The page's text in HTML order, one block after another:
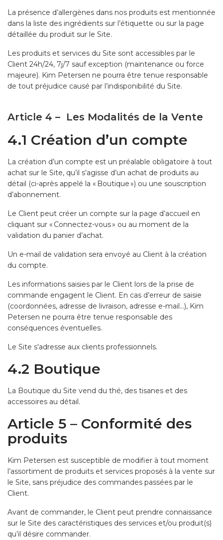
La présence d’allergènes dans nos produits est mentionnée
dans la liste des ingrédients sur l’étiquette ou sur la page
détaillée du produit sur le Site.
Les produits et services du Site sont accessibles par le
Client 24h/24, 7j/7 sauf exception (maintenance ou force
majeure). Kim Petersen ne pourra être tenue responsable
de tout préjudice causé par l’indisponibilité du Site.
Article 4 – Les Modalités de la Vente
4.1 Création d’un compte
La création d’un compte est un préalable obligatoire à tout
achat sur le Site, qu’il s’agisse d’un achat de produits au
détail (ci-après appelé la « Boutique ») ou une souscription
d’abonnement.
Le Client peut créer un compte sur la page d’accueil en
cliquant sur « Connectez-vous » ou au moment de la
validation du panier d’achat.
Un e-mail de validation sera envoyé au Client à la création
du compte.
Les informations saisies par le Client lors de la prise de
commande engagent le Client. En cas d’erreur de saisie
(coordonnées, adresse de livraison, adresse e-mail…), Kim
Petersen ne pourra être tenue responsable des
conséquences éventuelles.
Le Site s'adresse aux clients professionnels.
4.2 Boutique
La Boutique du Site vend du thé, des tisanes et des
accessoires au détail.
Article 5 – Conformité des
produits
Kim Petersen est susceptible de modifier à tout moment
l’assortiment de produits et services proposés à la vente sur
le Site, sans préjudice des commandes passées par le
Client.
Avant de commander, le Client peut prendre connaissance
sur le Site des caractéristiques des services et/ou produit(s)
qu’il désire commander.